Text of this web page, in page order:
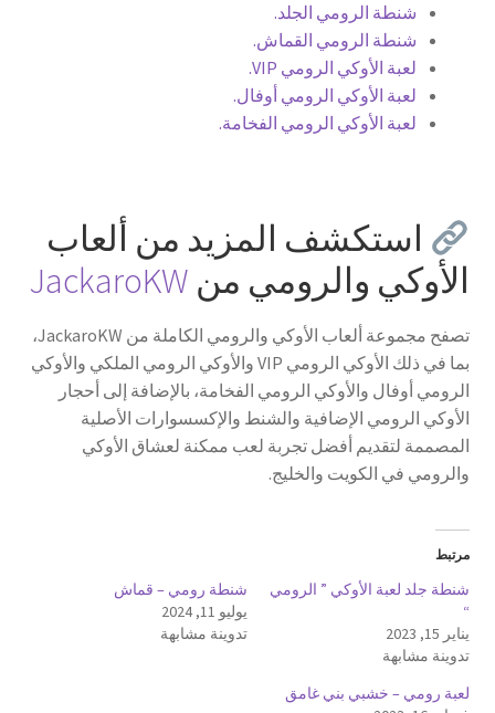
شنطة الرومي الجلد.
شنطة الرومي القماش.
لعبة الأوكي الرومي VIP.
لعبة الأوكي الرومي أوفال.
لعبة الأوكي الرومي الفخامة.
استكشف المزيد من ألعاب
الأوكي والرومي من JackaroKW
تصفح مجموعة ألعاب الأوكي والرومي الكاملة من JackaroKW،
بما في ذلك الأوكي الرومي VIP والأوكي الرومي الملكي والأوكي
الرومي أوفال والأوكي الرومي الفخامة، بالإضافة إلى أحجار
الأوكي الرومي الإضافية والشنط والإكسسوارات الأصلية
المصممة لتقديم أفضل تجربة لعب ممكنة لعشاق الأوكي
والرومي في الكويت والخليج.
مرتبط
شنطة جلد لعبة الأوكي ” الرومي
“
يناير 15, 2023
تدوينة مشابهة
شنطة رومي – قماش
يوليو 11, 2024
تدوينة مشابهة
لعبة رومي – خشبي بني غامق